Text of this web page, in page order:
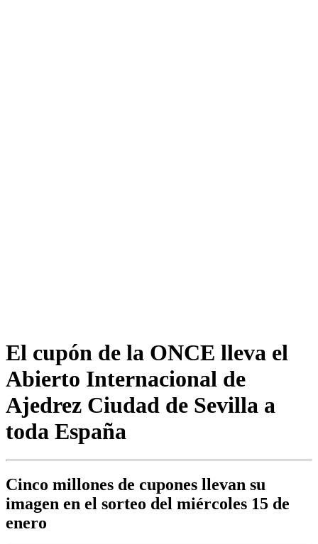
El cupón de la ONCE lleva el
Abierto Internacional de
Ajedrez Ciudad de Sevilla a
toda España
Cinco millones de cupones llevan su
imagen en el sorteo del miércoles 15 de
enero